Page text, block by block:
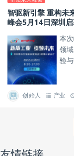
智驱新引擎 重构
峰会5月14日深圳
本
领
验
创始人 产业